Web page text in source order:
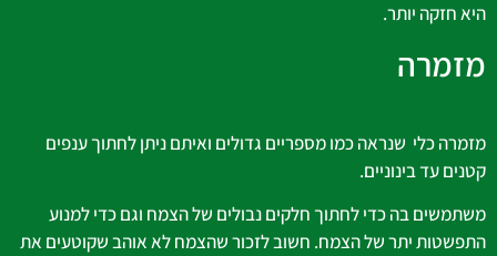
היא חזקה יותר.
מזמרה
מזמרה כלי שנראה כמו מספריים גדולים ואיתם ניתן לחתוך ענפים
קטנים עד בינוניים.
משתמשים בה כדי לחתוך חלקים נבולים של הצמח וגם כדי למנוע
התפשטות יתר של הצמח. חשוב לזכור שהצמח לא אוהב שקוטעים את